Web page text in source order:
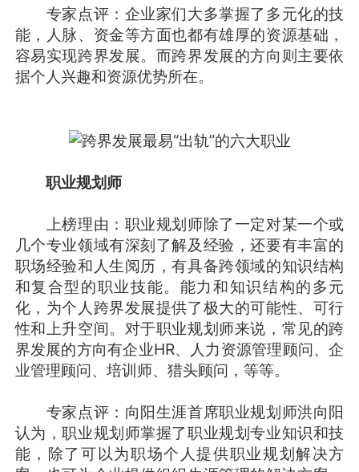
专家点评：企业家们大多掌握了多元化的技
能，人脉、资金等方面也都有雄厚的资源基础，
容易实现跨界发展。而跨界发展的方向则主要依
据个人兴趣和资源优势所在。
职业规划师
上榜理由：职业规划师除了一定对某一个或
几个专业领域有深刻了解及经验，还要有丰富的
职场经验和人生阅历，有具备跨领域的知识结构
和复合型的职业技能。能力和知识结构的多元
化，为个人跨界发展提供了极大的可能性、可行
性和上升空间。对于职业规划师来说，常见的跨
界发展的方向有企业HR、人力资源管理顾问、企
业管理顾问、培训师、猎头顾问，等等。
专家点评：向阳生涯首席职业规划师洪向阳
认为，职业规划师掌握了职业规划专业知识和技
能，除了可以为职场个人提供职业规划解决方